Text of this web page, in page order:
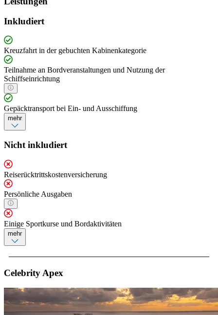
Inkludiert
Kreuzfahrt in der gebuchten Kabinenkategorie
Teilnahme an Bordveranstaltungen und Nutzung der
Schiffseinrichtung
Gepäcktransport bei Ein- und Ausschiffung
mehr
Nicht inkludiert
Reiserücktrittskostenversicherung
Persönliche Ausgaben
Einige Sportkurse und Bordaktivitäten
mehr
Celebrity Apex